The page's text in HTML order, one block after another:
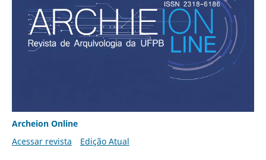
Archeion Online
Acessar revista
Edição Atual